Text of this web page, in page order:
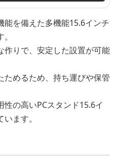
を備えた多機能15.6インチ
作りで、安定した設置が可能
ためるため、持ち運びや保管
の高いPCスタンド15.6イ
ます。